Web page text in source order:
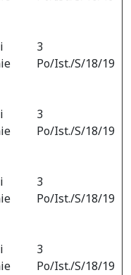
3
Po/Ist./S/18/19
3
Po/Ist./S/18/19
3
Po/Ist./S/18/19
3
Po/Ist./S/18/19